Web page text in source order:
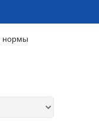
нормы